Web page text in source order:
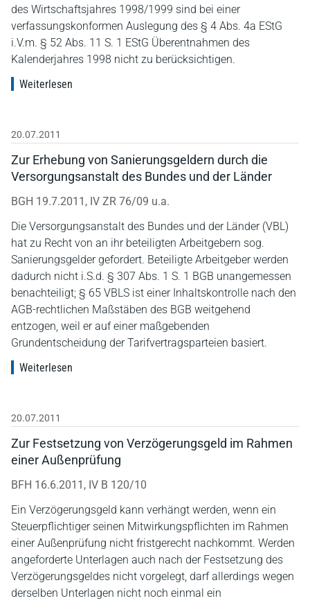
des Wirtschaftsjahres 1998/1999 sind bei einer
verfassungskonformen Auslegung des § 4 Abs. 4a EStG
i.V.m. § 52 Abs. 11 S. 1 EStG Überentnahmen des
Kalenderjahres 1998 nicht zu berücksichtigen.
Weiterlesen
20.07.2011
Zur Erhebung von Sanierungsgeldern durch die
Versorgungsanstalt des Bundes und der Länder
BGH 19.7.2011, IV ZR 76/09 u.a.
Die Versorgungsanstalt des Bundes und der Länder (VBL)
hat zu Recht von an ihr beteiligten Arbeitgebern sog.
Sanierungsgelder gefordert. Beteiligte Arbeitgeber werden
dadurch nicht i.S.d. § 307 Abs. 1 S. 1 BGB unangemessen
benachteiligt; § 65 VBLS ist einer Inhaltskontrolle nach den
AGB-rechtlichen Maßstäben des BGB weitgehend
entzogen, weil er auf einer maßgebenden
Grundentscheidung der Tarifvertragsparteien basiert.
Weiterlesen
20.07.2011
Zur Festsetzung von Verzögerungsgeld im Rahmen
einer Außenprüfung
BFH 16.6.2011, IV B 120/10
Ein Verzögerungsgeld kann verhängt werden, wenn ein
Steuerpflichtiger seinen Mitwirkungspflichten im Rahmen
einer Außenprüfung nicht fristgerecht nachkommt. Werden
angeforderte Unterlagen auch nach der Festsetzung des
Verzögerungsgeldes nicht vorgelegt, darf allerdings wegen
derselben Unterlagen nicht noch einmal ein